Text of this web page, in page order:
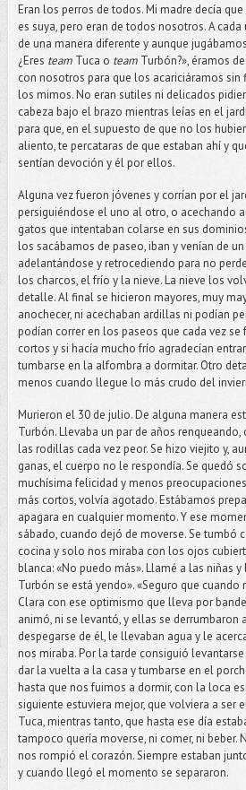
Eran los perros de todos. Mi madre decía
es suya, pero eran de todos nosotros. A
de una manera diferente y aunque
¿Eres teamTuca o teamTurbón?», éramos
con nosotros para que los acariciáramos sin
los mimos. No eran sutiles ni delicados
cabeza bajo el brazo mientras leías en el
para que, en el supuesto de que no los
aliento, te percataras de que estaban ahí y
sentían devoción y él por ellos.
Alguna vez fueron jóvenes y corrían por el
persiguiéndose el uno al otro, o acechando
gatos que intentaban colarse en sus
los sacábamos de paseo, iban y venían de
adelantándose y retrocediendo para no
los charcos, el frío y la nieve. La nieve los
detalle.Al final se hicieron mayores, muy
anochecer, ni acechaban ardillas ni podían
podían correr en los paseos que cada vez se
cortos y si hacía mucho frío agradecían
tumbarse en la alfombra a dormitar. Otro
menos cuando llegue lo más crudo del
Murieron el 30 de julio. De alguna manera
Turbón. Llevaba un par de años
las rodillas cada vez peor. Se hizo viejito y,
ganas, el cuerpo no le respondía. Se quedó
muchísima felicidad y menos
más cortos, volvía agotado. Estábamos
apagara en cualquier momento. Y ese
sábado, cuando dejó de moverse. Se tumbó
cocina y solo nos miraba con los ojos
blanca: «No puedo más». Llamé a las niñas y
Turbón se está yendo». «Seguro que cuando
Clara con ese optimismo que lleva por
animó, ni se levantó, y ellas se derrumbaron
despegarse de él, le llevaban agua y le
nos miraba. Por la tarde consiguió
dar la vuelta a la casa y tumbarse en el
hasta que nos fuimos a dormir, con la loca
siguiente estuviera mejor, que volviera a ser
Tuca, mientras tanto, que hasta ese día
tampoco quería moverse, ni comer, ni beber.
nos rompió el corazón. Siempre estaban
y cuando llegó el momento se separaron.